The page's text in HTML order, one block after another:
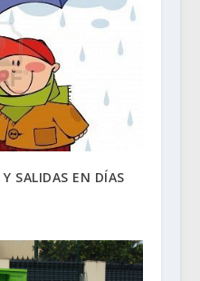
SALIDAS EN DÍAS